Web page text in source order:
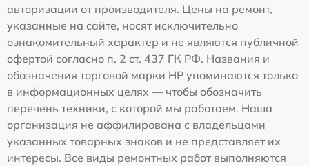
авторизации от производителя. Цены на ремонт,
указанные на сайте, носят исключительно
ознакомительный характер и не являются публичной
офертой согласно п. 2 ст. 437 ГК РФ. Названия и
обозначения торговой марки HP упоминаются только
в информационных целях — чтобы обозначить
перечень техники, с которой мы работаем. Наша
организация не аффилирована с владельцами
указанных товарных знаков и не представляет их
интересы. Все виды ремонтных работ выполняются